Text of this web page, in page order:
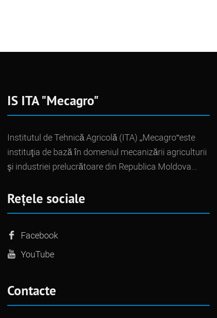
IS ITA "Mecagro"
Institutul de Tehnică Agricolă (ITA) „Mecagro”este
instituţia de bază în domeniul mecanizării agriculturii
şi industriei prelucrătoare din Republica Moldova...
Rețele sociale
Facebook
YouTube
Contacte